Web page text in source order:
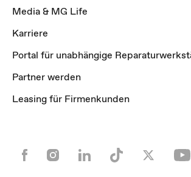
Media & MG Life
Karriere
Portal für unabhängige
Partner werden
Leasing für Firmenkunden